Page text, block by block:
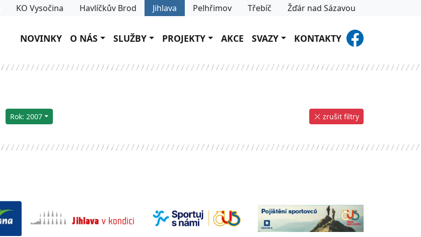
KO Vysočina Havlíčkův Brod Jihlava Pelhřimov Třebíč Žďár nad Sázavou
NOVINKY O NÁS SLUŽBY PROJEKTY AKCE SVAZY KONTAKTY
Rok: 2007 zrušit filtry